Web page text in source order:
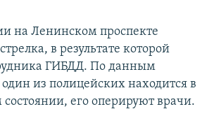
RLна Ленинском проспекте
в результате которой
ГИБДД. По данным
один из полицейских находится в
его оперируют врачи.